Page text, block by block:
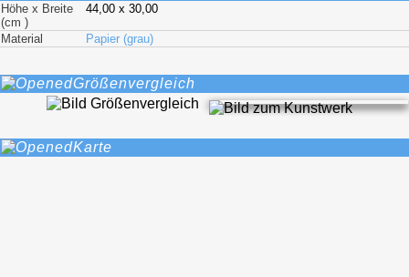
Höhe x Breite
(cm )
44,00 x 30,00
Material Papier (grau)
Größenvergleich
Karte